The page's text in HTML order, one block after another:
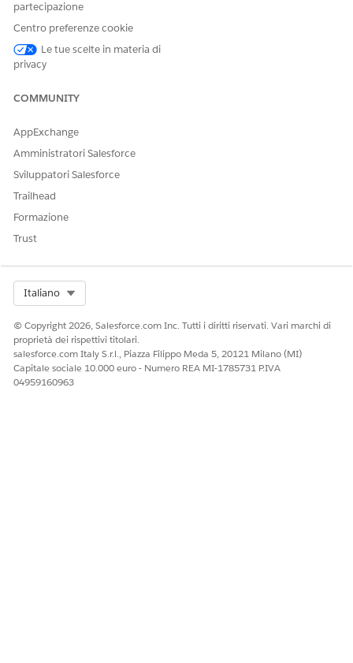
Sì
partecipazione
Centro preferenze cookie
Le tue scelte in materia di
privacy
COMMUNITY
AppExchange
Amministratori Salesforce
Sviluppatori Salesforce
Trailhead
Formazione
Trust
Italiano
© Copyright 2026, Salesforce.com Inc. Tutti i diritti riservati. Vari marchi di
proprietà dei rispettivi titolari.
salesforce.com Italy S.r.l., Piazza Filippo Meda 5, 20121 Milano (MI)
Capitale sociale 10.000 euro - Numero REA MI-1785731 P.IVA
04959160963